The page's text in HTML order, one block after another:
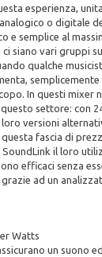
esperienza,
o digitale
semplice al
siano vari
qualche
In questi
settore:
versioni
fascia di
il loro
efficaci senza
ad un
Watts
un suono